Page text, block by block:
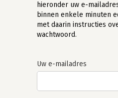
hieronder uw e-
binnen enkele minuten
met daarin instructies
wachtwoord.
Uw e-mailadres